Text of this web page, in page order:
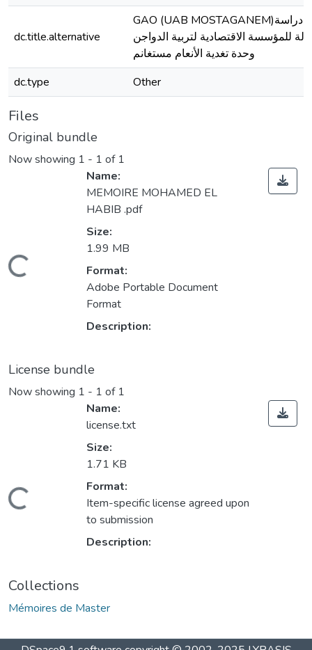
dc.title.alternative
GAO (UAB MOSTAGANEM)دراسة
للمؤسسة الاقتصادية لتربية الدواجن
وحدة تغدية الأنعام مستغانم
dc.type
Other
Files
Original bundle
Now showing 1 - 1 of 1
Loading...
Name:
MEMOIRE MOHAMED EL
HABIB .pdf
Size:
1.99 MB
Format:
Adobe Portable Document
Format
Description:
License bundle
Now showing 1 - 1 of 1
Loading...
Name:
license.txt
Size:
1.71 KB
Format:
Item-specific license agreed upon
to submission
Description:
Collections
Mémoires de Master